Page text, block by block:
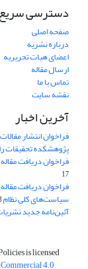
دسترسی
صفحه اصلی
درباره نشریه
اعضای هیات تحریریه
ارسال مقاله
تماس با ما
نقشه سایت
آخرین اخبار
فراخوان انتشار
پژوهشکده تحقیقات
فراخوان دریافت
17
فراخوان دریافت
سیاست‌های کلی نظام
آئین‌نامه جدید
is licensed
4.0